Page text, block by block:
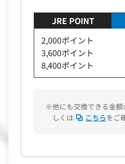
JRE POINT
2,000ポイント
3,600ポイント
8,400ポイント
※他にも交換できる金
しくは
こちらをご